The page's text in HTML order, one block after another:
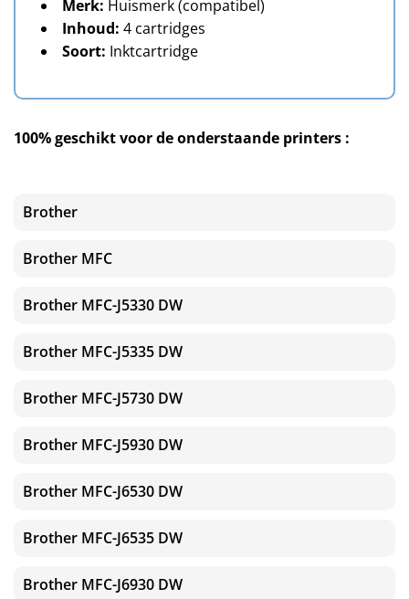
Merk: Huismerk (compatibel)
Inhoud: 4 cartridges
Soort: Inktcartridge
100% geschikt voor de onderstaande printers :
Brother
Brother MFC
Brother MFC-J5330 DW
Brother MFC-J5335 DW
Brother MFC-J5730 DW
Brother MFC-J5930 DW
Brother MFC-J6530 DW
Brother MFC-J6535 DW
Brother MFC-J6930 DW